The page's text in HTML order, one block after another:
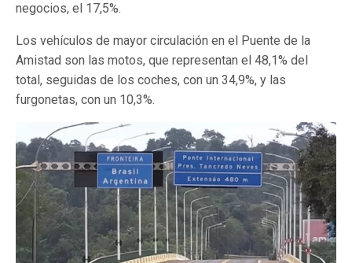
negocios, el 17,5%.
Los vehículos de mayor circulación en el Puente de la
Amistad son las motos, que representan el 48,1% del
total, seguidas de los coches, con un 34,9%, y las
furgonetas, con un 10,3%.